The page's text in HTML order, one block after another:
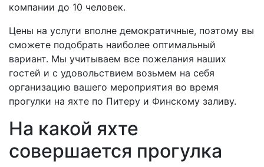
компании до 10 человек.
Цены на услуги вполне демократичные, поэтому вы
сможете подобрать наиболее оптимальный
вариант. Мы учитываем все пожелания наших
гостей и с удовольствием возьмем на себя
организацию вашего мероприятия во время
прогулки на яхте по Питеру и Финскому заливу.
На какой яхте
совершается прогулка